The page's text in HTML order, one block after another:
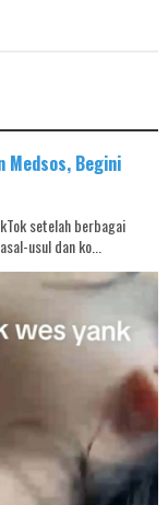
Medsos, Begini
setelah berbagai
usul dan ko...